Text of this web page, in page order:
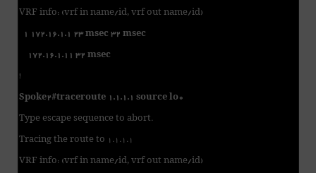
VRF info: (vrf in name/id, vrf out name/id)
1 172.16.1.1 23 msec 32 msec
172.16.1.11 32 msec
!
Spoke2#traceroute 1.1.1.1 source lo0
Type escape sequence to abort.
Tracing the route to 1.1.1.1
VRF info: (vrf in name/id, vrf out name/id)